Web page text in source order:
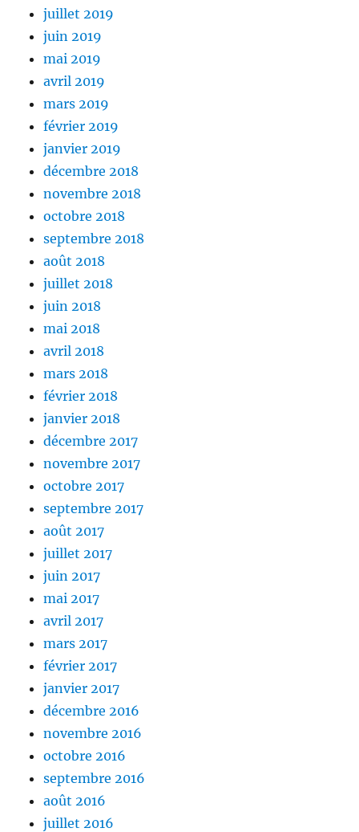
juillet 2019
juin 2019
mai 2019
avril 2019
mars 2019
février 2019
janvier 2019
décembre 2018
novembre 2018
octobre 2018
septembre 2018
août 2018
juillet 2018
juin 2018
mai 2018
avril 2018
mars 2018
février 2018
janvier 2018
décembre 2017
novembre 2017
octobre 2017
septembre 2017
août 2017
juillet 2017
juin 2017
mai 2017
avril 2017
mars 2017
février 2017
janvier 2017
décembre 2016
novembre 2016
octobre 2016
septembre 2016
août 2016
juillet 2016